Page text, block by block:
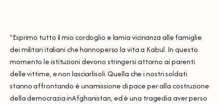
"Esprimo tutto il mio cordoglio e lamia vicinanza alle famiglie
dei militari italiani che hannoperso la vita a Kabul. In questo
momento le istituzioni devono stringersi attorno ai parenti
delle vittime, e non lasciarlisoli. Quella che i nostri soldati
stanno affrontando è unamissione di pace per alla costruzione
della democrazia inAfghanistan, ed è una tragedia aver perso